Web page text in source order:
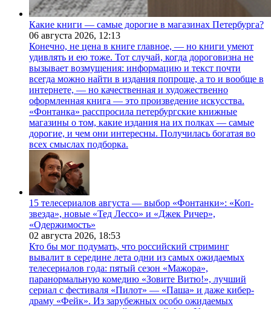
Какие книги — самые дорогие в магазинах Петербурга?
06 августа 2026, 12:13
Конечно, не цена в книге главное, — но книги умеют
удивлять и ею тоже. Тот случай, когда дороговизна не
вызывает возмущения: информацию и текст почти
всегда можно найти в издания попроще, а то и вообще в
интернете, — но качественная и художественно
оформленная книга — это произведение искусства.
«Фонтанка» расспросила петербургские книжные
магазины о том, какие издания на их полках — самые
дорогие, и чем они интересны. Получилась богатая во
всех смыслах подборка.
15 телесериалов августа — выбор «Фонтанки»: «Коп-
звезда», новые «Тед Лессо» и «Джек Ричер»,
«Одержимость»
02 августа 2026, 18:53
Кто бы мог подумать, что российский стриминг
вывалит в середине лета одни из самых ожидаемых
телесериалов года: пятый сезон «Мажора»,
паранормальную комедию «Зовите Витю!», лучший
сериал с фестиваля «Пилот» — «Паша» и даже кибер-
драму «Фейк». Из зарубежных особо ожидаемых